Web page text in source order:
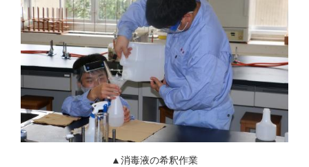
▲消毒液の希釈作業